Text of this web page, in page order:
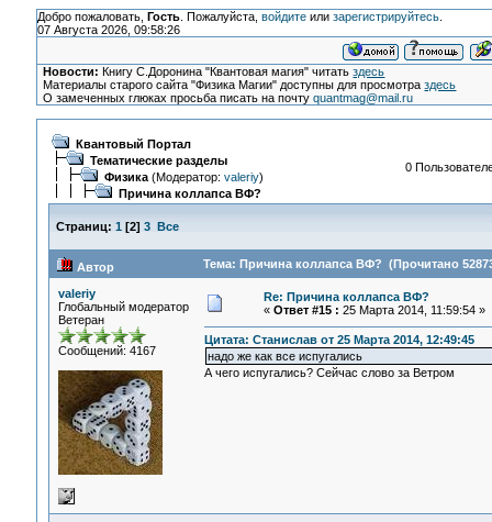
Добро пожаловать, Гость. Пожалуйста, войдитеили зарегистрируйтесь.
07 Августа 2026, 09:58:26
Новости: Книгу С.Доронина "Квантовая магия" читатьздесь
Материалы старого сайта "Физика Магии" доступны для просмотраздесь
О замеченных глюках просьба писать на почтуquantmag@mail.ru
Квантовый Портал
Тематические разделы
Физика(Модератор: valeriy)
Причина коллапса ВФ?
0
Страниц: 1 [2] 3 Все
Автор Тема: Причина коллапса ВФ? (Прочитано
valeriy
Глобальный модератор
Ветеран
Сообщений: 4167
Re: Причина коллапса ВФ?
« Ответ #15 : 25 Марта 2014, 11:59:54 »
Цитата: Станислав от 25 Марта 2014, 12:49:45
надо же как все испугались
А чего испугались? Сейчас слово за Ветром